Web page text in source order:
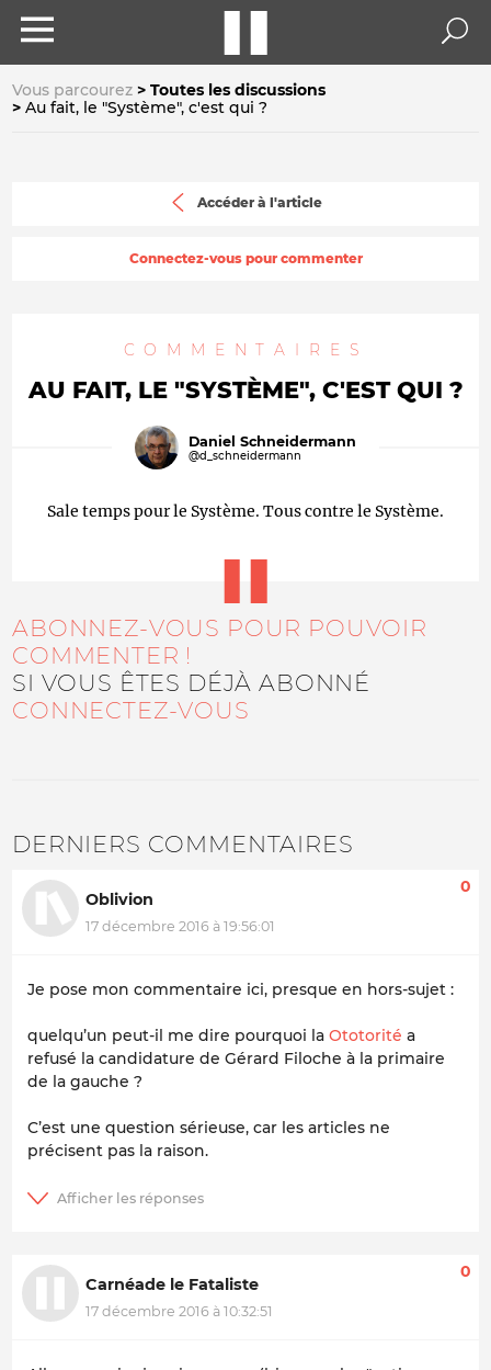
Vous parcourez
Toutes les discussions
Au fait, le "Système", c'est qui ?
Accéder à l'article
Connectez-vous pour commenter
COMMENTAIRES
AU FAIT, LE "SYSTÈME", C'EST QUI ?
Daniel Schneidermann
@d_schneidermann
Sale temps pour le Système. Tous contre le Système.
ABONNEZ-VOUS POUR POUVOIR
COMMENTER !
SI VOUS ÊTES DÉJÀ ABONNÉ
CONNECTEZ-VOUS
DERNIERS COMMENTAIRES
Oblivion
17 décembre 2016 à 19:56:01
0
Je pose mon commentaire ici, presque en hors-sujet :
quelqu’un peut-il me dire pourquoi la Ototorité a
refusé la candidature de Gérard Filoche à la primaire
de la gauche ?
C’est une question sérieuse, car les articles ne
précisent pas la raison.
Carnéade le Fataliste
17 décembre 2016 à 10:32:51
0